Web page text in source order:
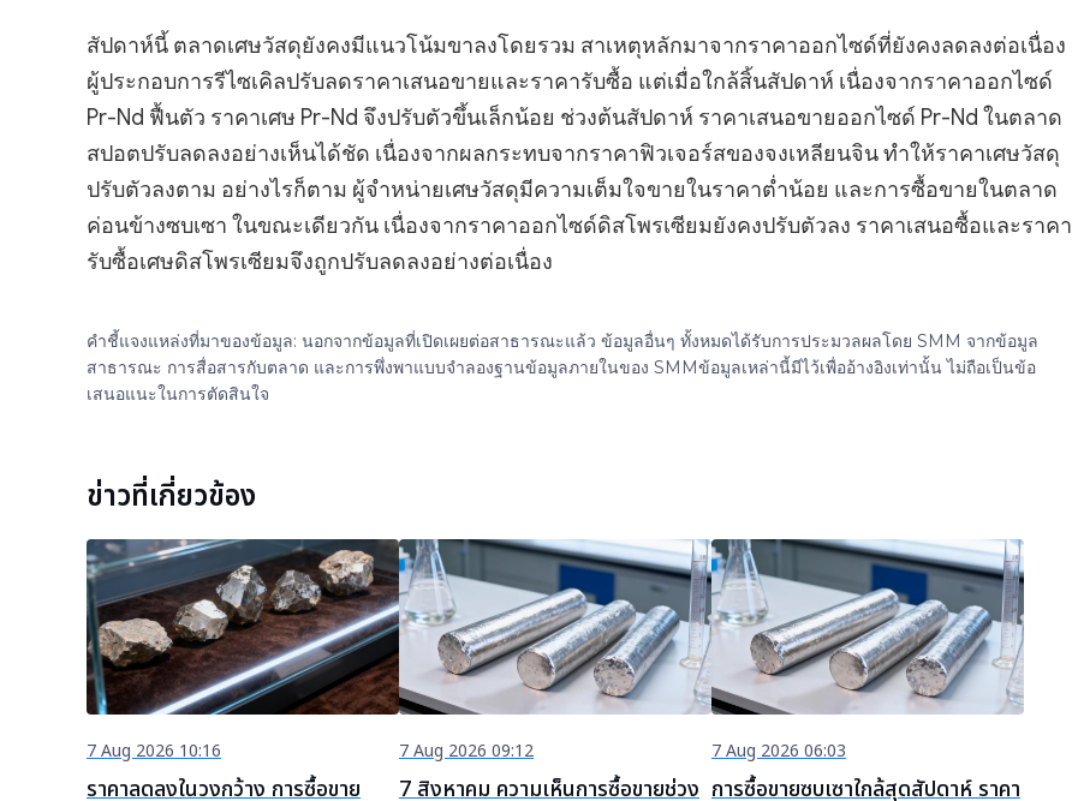
สัปดาห์นี้ ตลาดเศษวัสดุยังคงมีแนวโน้มขาลงโดยรวม สาเหตุหลักมาจากราคาออกไซด์ที่ยังคงลดลงต่อเนื่อง
ผู้ประกอบการรีไซเคิลปรับลดราคาเสนอขายและราคารับซื้อ แต่เมื่อใกล้สิ้นสัปดาห์ เนื่องจากราคาออกไซด์
Pr-Nd ฟื้นตัว ราคาเศษ Pr-Nd จึงปรับตัวขึ้นเล็กน้อย ช่วงต้นสัปดาห์ ราคาเสนอขายออกไซด์ Pr-Nd ในตลาด
สปอตปรับลดลงอย่างเห็นได้ชัด เนื่องจากผลกระทบจากราคาฟิวเจอร์สของจงเหลียนจิน ทำให้ราคาเศษวัสดุ
ปรับตัวลงตาม อย่างไรก็ตาม ผู้จำหน่ายเศษวัสดุมีความเต็มใจขายในราคาต่ำน้อย และการซื้อขายในตลาด
ค่อนข้างซบเซา ในขณะเดียวกัน เนื่องจากราคาออกไซด์ดิสโพรเซียมยังคงปรับตัวลง ราคาเสนอซื้อและราคา
รับซื้อเศษดิสโพรเซียมจึงถูกปรับลดลงอย่างต่อเนื่อง
คำชี้แจงแหล่งที่มาของข้อมูล: นอกจากข้อมูลที่เปิดเผยต่อสาธารณะแล้ว ข้อมูลอื่นๆ ทั้งหมดได้รับการประมวลผลโดย SMM จากข้อมูล
สาธารณะ การสื่อสารกับตลาด และการพึ่งพาแบบจำลองฐานข้อมูลภายในของ SMMข้อมูลเหล่านี้มีไว้เพื่ออ้างอิงเท่านั้น ไม่ถือเป็นข้อ
เสนอแนะในการตัดสินใจ
ข่าวที่เกี่ยวข้อง
7 Aug 2026 10:16
ราคาลดลงในวงกว้าง การซื้อขาย
7 Aug 2026 09:12
7 สิงหาคม ความเห็นการซื้อขายช่วง
7 Aug 2026 06:03
การซื้อขายซบเซาใกล้สุดสัปดาห์ ราคา